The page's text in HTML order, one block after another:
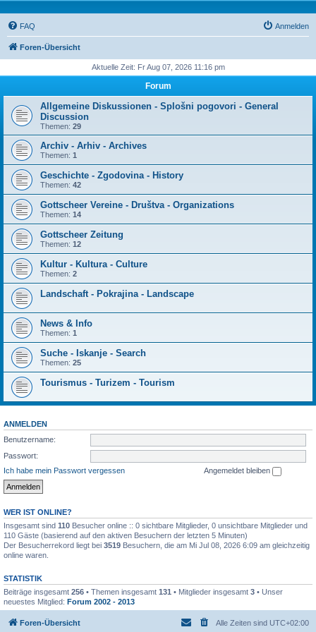
FAQ Anmelden
Foren-Übersicht
Aktuelle Zeit: Fr Aug 07, 2026 11:16 pm
Forum
Allgemeine Diskussionen - Splošni pogovori - General
Discussion
Themen: 29
Archiv - Arhiv - Archives
Themen: 1
Geschichte - Zgodovina - History
Themen: 42
Gottscheer Vereine - Društva - Organizations
Themen: 14
Gottscheer Zeitung
Themen: 12
Kultur - Kultura - Culture
Themen: 2
Landschaft - Pokrajina - Landscape
News & Info
Themen: 1
Suche - Iskanje - Search
Themen: 25
Tourismus - Turizem - Tourism
ANMELDEN
Benutzername:
Passwort:
Ich habe mein Passwort vergessen
Angemeldet bleiben
WER IST ONLINE?
Insgesamt sind 110 Besucher online :: 0 sichtbare Mitglieder, 0 unsichtbare Mitglieder und
110 Gäste (basierend auf den aktiven Besuchern der letzten 5 Minuten)
Der Besucherrekord liegt bei 3519 Besuchern, die am Mi Jul 08, 2026 6:09 am gleichzeitig
online waren.
STATISTIK
Beiträge insgesamt 256 • Themen insgesamt 131 • Mitglieder insgesamt 3 • Unser
neuestes Mitglied: Forum 2002 - 2013
Foren-Übersicht Alle Zeiten sind UTC+02:00